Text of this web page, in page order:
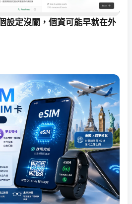
設定沒關，個資可能早就在外